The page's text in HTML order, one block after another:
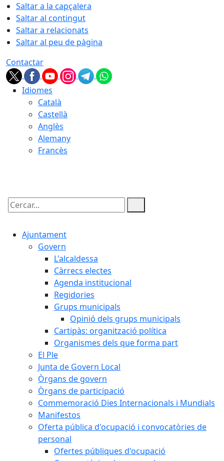
Saltar a la capçalera
Saltar al contingut
Saltar a relacionats
Saltar al peu de pàgina
Contactar
Idiomes
Català
Castellà
Anglès
Alemany
Francès
Cercar:
Ajuntament
Govern
L'alcaldessa
Càrrecs electes
Agenda institucional
Regidories
Grups municipals
Opinió dels grups municipals
Cartipàs: organització política
Organismes dels que forma part
El Ple
Junta de Govern Local
Òrgans de govern
Òrgans de participació
Commemoració Dies Internacionals i Mundials
Manifestos
Oferta pública d'ocupació i convocatòries de
personal
Ofertes públiques d'ocupació